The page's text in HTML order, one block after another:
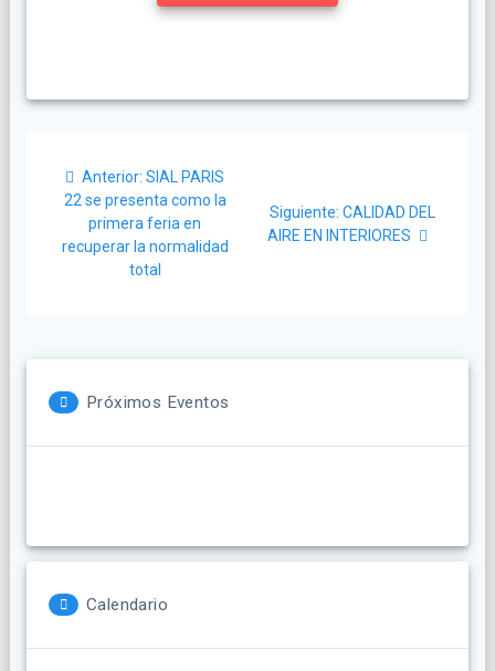
de
entradas
Anterior: Post
anterior:
SIAL PARIS
22 se presenta como la
primera feria en
recuperar la normalidad
total
Siguiente: Siguiente
post:
CALIDAD DEL
AIRE EN INTERIORES
Próximos Eventos
Calendario